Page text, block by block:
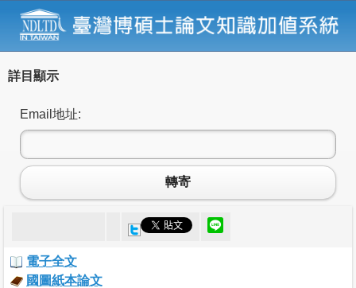
詳目顯示
Email地址:
轉寄
電子全文
國圖紙本論文